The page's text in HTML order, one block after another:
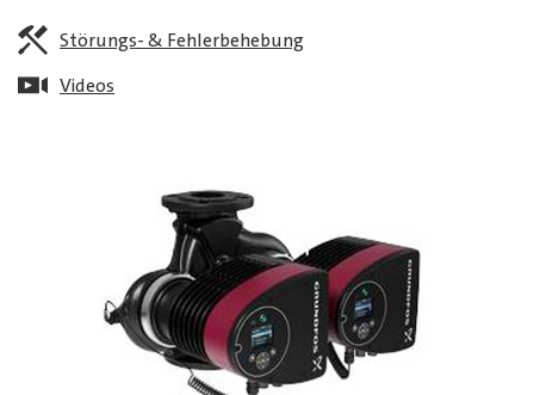
Störungs- & Fehlerbehebung
Videos